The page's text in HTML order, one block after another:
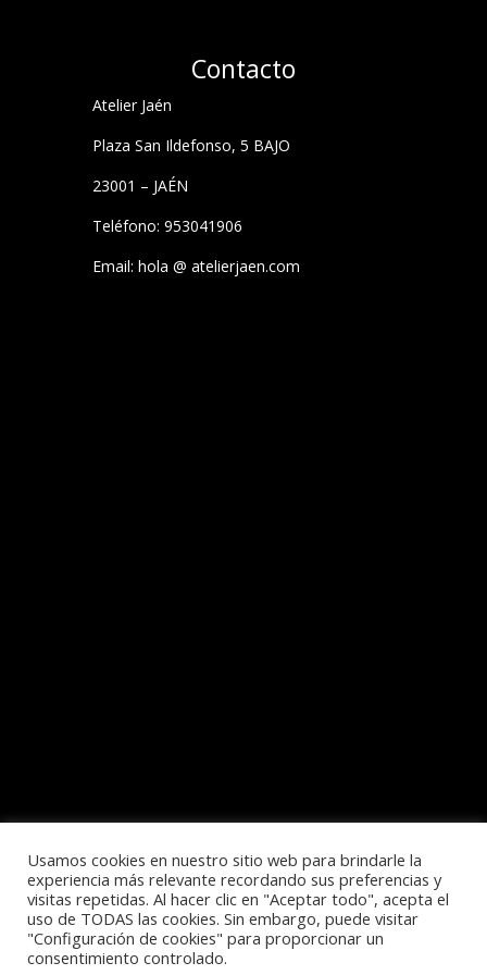
Contacto
Atelier Jaén
Plaza San Ildefonso, 5 BAJO
23001 – JAÉN
Teléfono: 953041906
Email: hola @ atelierjaen.com
Política de privacidad
Usamos cookies en nuestro sitio web para brindarle la
experiencia más relevante recordando sus preferencias y
visitas repetidas. Al hacer clic en "Aceptar todo", acepta el
uso de TODAS las cookies. Sin embargo, puede visitar
"Configuración de cookies" para proporcionar un
consentimiento controlado.